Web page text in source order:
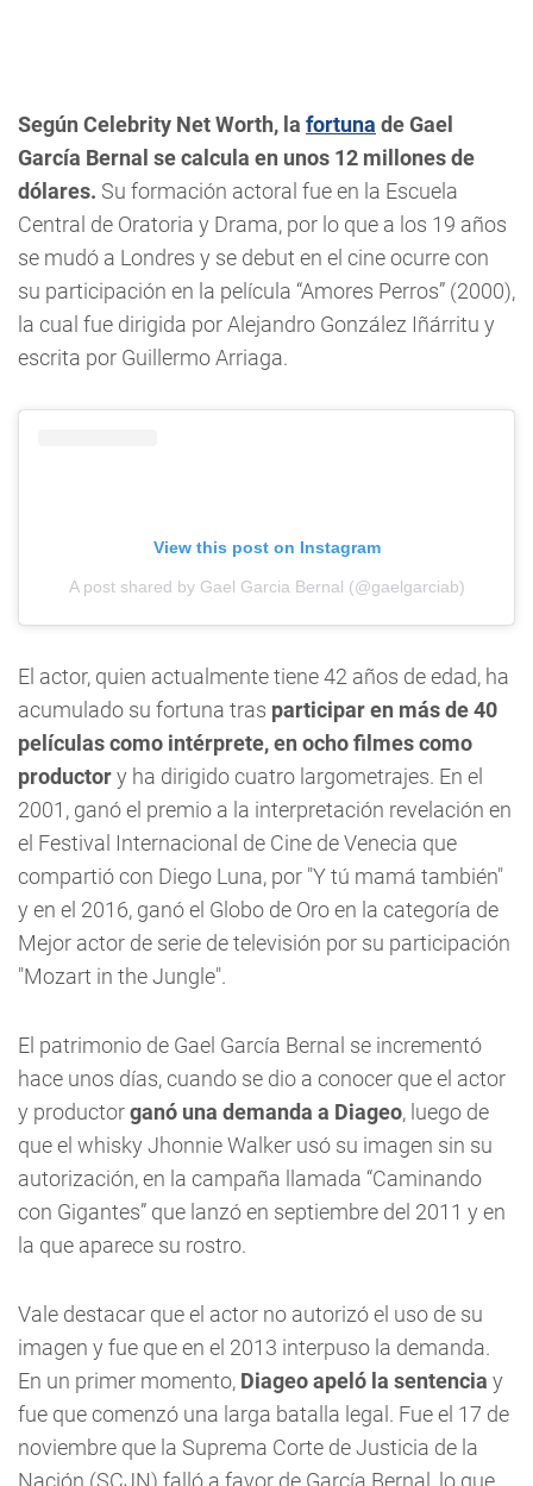
Según Celebrity Net Worth, la fortuna de Gael
García Bernal se calcula en unos 12 millones de
dólares. Su formación actoral fue en la Escuela
Central de Oratoria y Drama, por lo que a los 19 años
se mudó a Londres y se debut en el cine ocurre con
su participación en la película “Amores Perros” (2000),
la cual fue dirigida por Alejandro González Iñárritu y
escrita por Guillermo Arriaga.
View this post on Instagram
A post shared by Gael Garcia Bernal (@gaelgarciab)
El actor, quien actualmente tiene 42 años de edad, ha
acumulado su fortuna tras participar en más de 40
películas como intérprete, en ocho filmes como
productory ha dirigido cuatro largometrajes. En el
2001, ganó el premio a la interpretación revelación en
el Festival Internacional de Cine de Venecia que
compartió con Diego Luna, por "Y tú mamá también"
y en el 2016, ganó el Globo de Oro en la categoría de
Mejor actor de serie de televisión por su participación
"Mozart in the Jungle".
El patrimonio de Gael García Bernal se incrementó
hace unos días, cuando se dio a conocer que el actor
y productorganó una demanda a Diageo, luego de
que el whisky Jhonnie Walker usó su imagen sin su
autorización, en la campaña llamada “Caminando
con Gigantes” que lanzó en septiembre del 2011 y en
la que aparece su rostro.
Vale destacar que el actor no autorizó el uso de su
imagen y fue que en el 2013 interpuso la demanda.
En un primer momento, Diageo apeló la sentencia y
fue que comenzó una larga batalla legal. Fue el 17 de
noviembre que la Suprema Corte de Justicia de la
Nación (SCJN) falló a favor de García Bernal, lo que